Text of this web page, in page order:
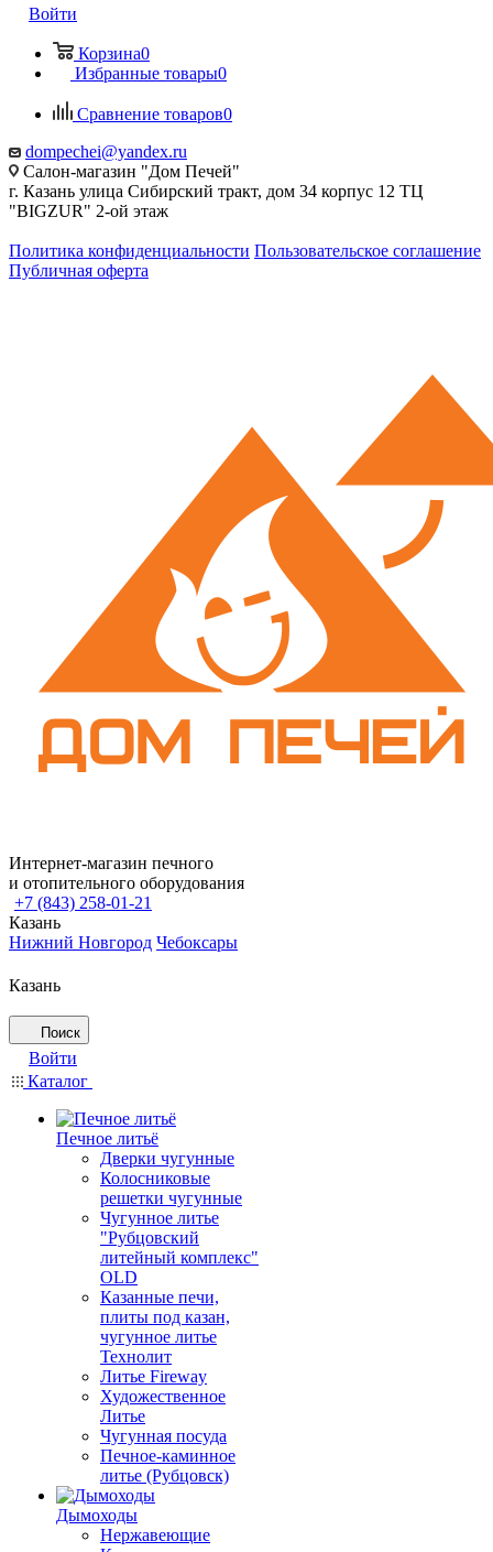
Войти
Корзина0
Избранные товары0
Сравнение товаров0
dompechei@yandex.ru
Салон-магазин "Дом Печей"
г. Казань улица Сибирский тракт, дом 34 корпус 12 ТЦ
"BIGZUR" 2-ой этаж
Политика конфиденциальности Пользовательское соглашение
Публичная оферта
Интернет-магазин печного
и отопительного оборудования
+7 (843) 258-01-21
Казань
Нижний Новгород Чебоксары
Казань
Поиск
Войти
Каталог
Печное литьё
Дверки чугунные
Колосниковые
решетки чугунные
Чугунное литье
"Рубцовский
литейный комплекс"
OLD
Казанные печи,
плиты под казан,
чугунное литье
Технолит
Литье Fireway
Художественное
Литье
Чугунная посуда
Печное-каминное
литье (Рубцовск)
Дымоходы
Нержавеющие